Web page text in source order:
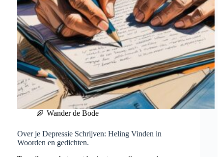
Wander de Bode
Over je Depressie Schrijven: Heling Vinden in
Woorden en gedichten.